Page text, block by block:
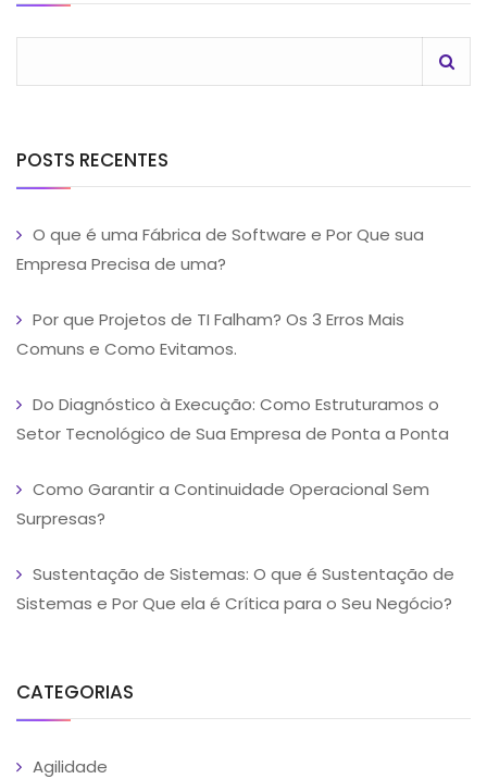
POSTS RECENTES
O que é uma Fábrica de Software e Por Que sua
Empresa Precisa de uma?
Por que Projetos de TI Falham? Os 3 Erros Mais
Comuns e Como Evitamos.
Do Diagnóstico à Execução: Como Estruturamos o
Setor Tecnológico de Sua Empresa de Ponta a Ponta
Como Garantir a Continuidade Operacional Sem
Surpresas?
Sustentação de Sistemas: O que é Sustentação de
Sistemas e Por Que ela é Crítica para o Seu Negócio?
CATEGORIAS
Agilidade